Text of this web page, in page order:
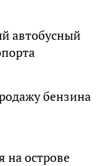
автобусный
бензина
на острове